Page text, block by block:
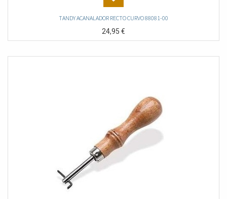
TANDY ACANALADOR RECTO CURVO 88081-00
24,95€